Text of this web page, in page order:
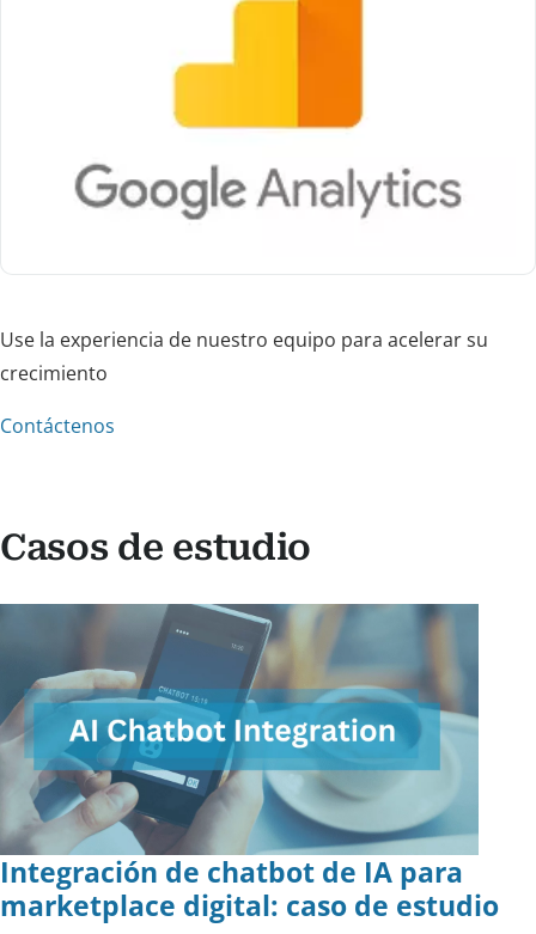
Use la experiencia de nuestro equipo para acelerar su
crecimiento
Contáctenos
Casos de estudio
Integración de chatbot de IA para
marketplace digital: caso de estudio